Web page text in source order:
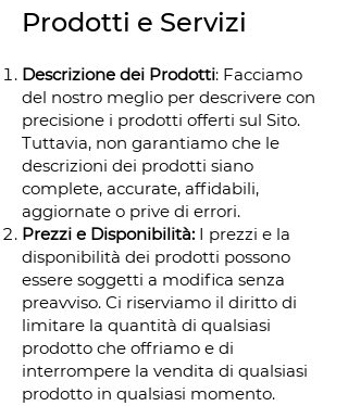
Prodotti e Servizi
Descrizione dei Prodotti: Facciamo
del nostro meglio per descrivere con
precisione i prodotti offerti sul Sito.
Tuttavia, non garantiamo che le
descrizioni dei prodotti siano
complete, accurate, affidabili,
aggiornate o prive di errori.
Prezzi e Disponibilità: I prezzi e la
disponibilità dei prodotti possono
essere soggetti a modifica senza
preavviso. Ci riserviamo il diritto di
limitare la quantità di qualsiasi
prodotto che offriamo e di
interrompere la vendita di qualsiasi
prodotto in qualsiasi momento.